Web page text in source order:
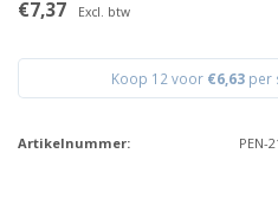
€7,37 Excl. btw
Koop 12 voor €6,63per
Artikelnummer: PEN-